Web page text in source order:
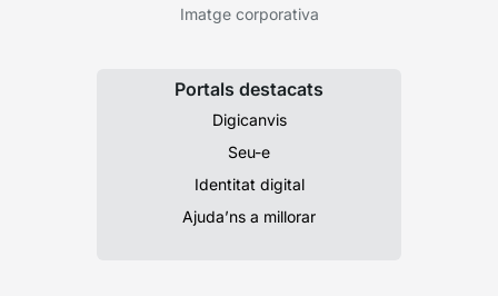
Imatge corporativa
Portals destacats
Digicanvis
Seu-e
Identitat digital
Ajuda’ns a millorar